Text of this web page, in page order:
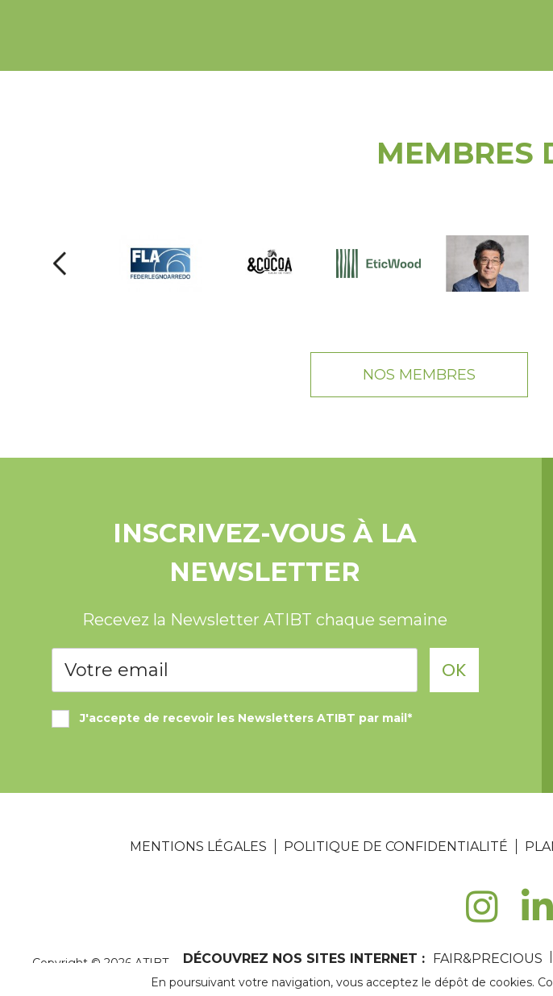
MEMBRES
NOS MEMBRES
INSCRIVEZ-VOUS À LA
NEWSLETTER
Recevez la Newsletter ATIBT chaque semaine
J'accepte de recevoir les Newsletters ATIBT par mail*
OK
MENTIONS LÉGALES POLITIQUE DE CONFIDENTIALITÉ
DÉCOUVREZ NOS SITES INTERNET : FAIR&PRECIOUS
Copyright © 2026 ATIBT
En poursuivant votre navigation, vous acceptez le dépôt de cookies.